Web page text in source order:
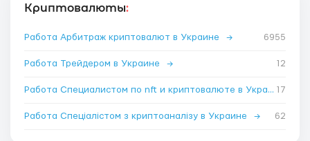
Криптовалюты:
Работа Арбитраж криптовалют в Украине → 6955
Работа Трейдером в Украине → 12
Работа Специалистом по nft и криптовалюте в Украине 17
Работа Спеціалістом з криптоаналізу в Украине → 62